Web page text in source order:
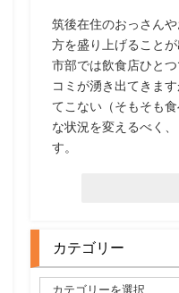
筑後在住のおっさん
方を盛り上げること
市部では飲食店ひと
コミが湧き出てきま
てこない（そもそも
な状況を変えるべく
す。
カテゴリー